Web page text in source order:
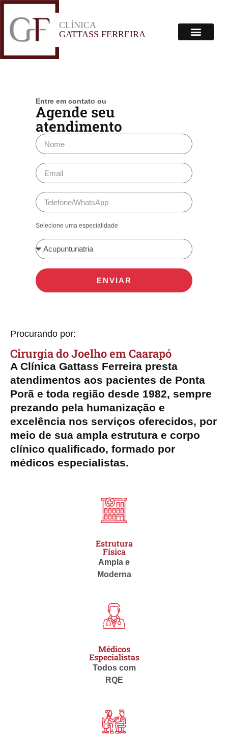
CLÍNICA
GATTASS FERREIRA
Procurando por:
Cirurgia do Joelho em Caarapó
A Clínica Gattass Ferreira presta
atendimentos aos pacientes de Ponta
Porã e toda região desde 1982, sempre
prezando pela humanização e
excelência nos serviços oferecidos, por
meio de sua ampla estrutura e corpo
clínico qualificado, formado por
médicos especialistas.
Estrutura
Física
Ampla e
Moderna
Médicos
Especialistas
Todos com
RQE
Entre em contato ou
Agende seu
atendimento
Selecione uma especialidade
ENVIAR